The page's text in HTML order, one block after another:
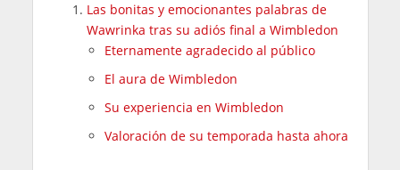
Las bonitas y emocionantes palabras de
Wawrinka tras su adiós final a Wimbledon
Eternamente agradecido al público
El aura de Wimbledon
Su experiencia en Wimbledon
Valoración de su temporada hasta ahora